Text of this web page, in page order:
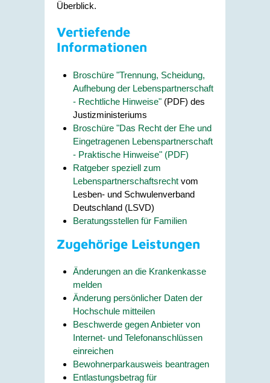
Überblick.
Vertiefende
Informationen
Broschüre "Trennung, Scheidung,
Aufhebung der Lebenspartnerschaft
- Rechtliche Hinweise" (PDF) des
Justizministeriums
Broschüre "Das Recht der Ehe und
Eingetragenen Lebenspartnerschaft
- Praktische Hinweise" (PDF)
Ratgeber speziell zum
Lebenspartnerschaftsrecht vom
Lesben- und Schwulenverband
Deutschland (LSVD)
Beratungsstellen für Familien
Zugehörige Leistungen
Änderungen an die Krankenkasse
melden
Änderung persönlicher Daten der
Hochschule mitteilen
Beschwerde gegen Anbieter von
Internet- und Telefonanschlüssen
einreichen
Bewohnerparkausweis beantragen
Entlastungsbetrag für